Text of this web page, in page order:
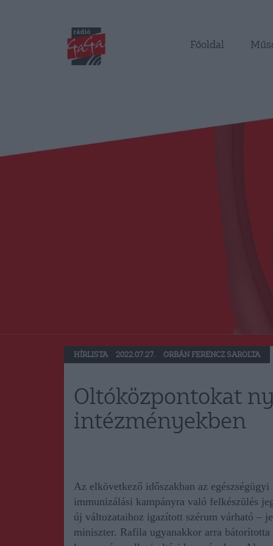
Főoldal
HÍRLISTA 2022.07.27. ORBÁN FERENCZ SAROLTA
Oltóközpontokat
intézményekben
Az elkövetkező időszakban az
immunizálási kampányra való felkészülés
új változataihoz igazított szérum várható –
miniszter. Rafila ugyanakkor arra